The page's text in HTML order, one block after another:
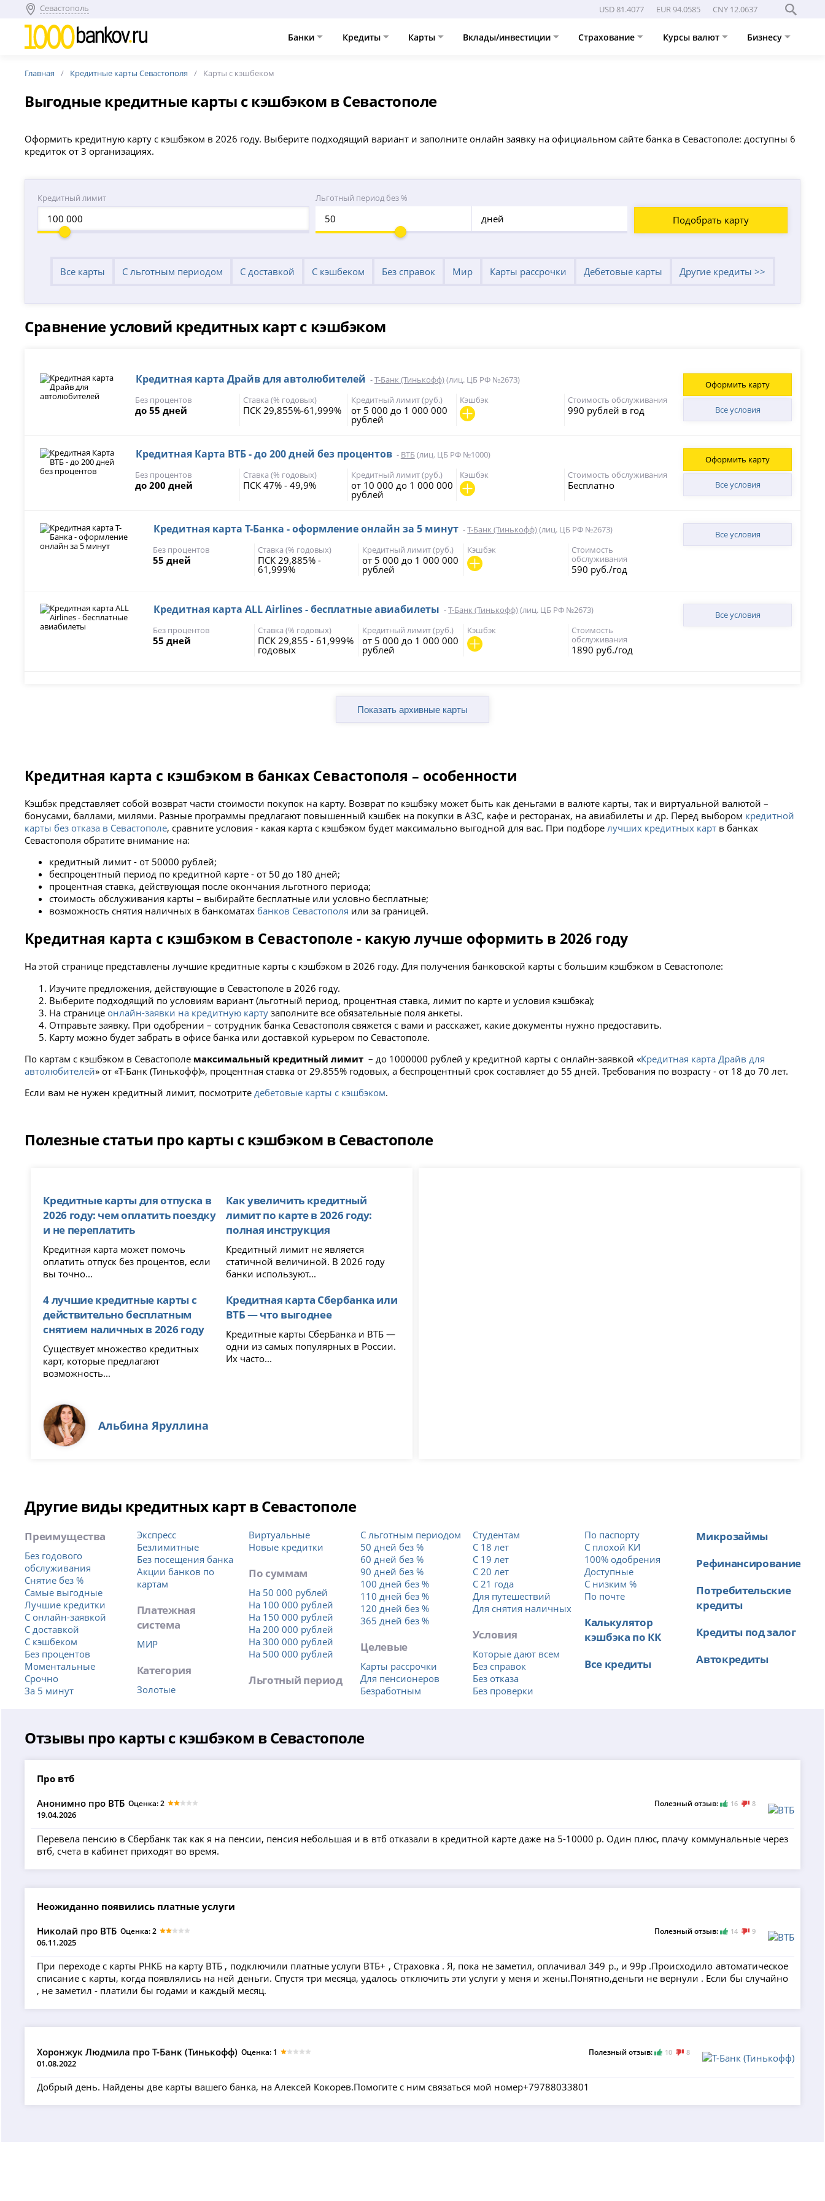
Севастополь USD 81.4077 EUR 94.0585 CNY 12.0637
Банки Кредиты Карты Вклады/инвестиции Страхование Курсы валют Бизнесу
Главная Кредитные карты Севастополя Карты с кэшбеком
Выгодные кредитные карты с кэшбэком в Севастополе
Оформить кредитную карту с кэшбэком в 2026 году. Выберите подходящий вариант и заполните онлайн заявку на официальном сайте банка в Севастополе: доступны 6
кредиток от 3 организациях.
Кредитный лимит Льготный период без %
дней Подобрать карту
Все карты С льготным периодом С доставкой С кэшбеком Без справок Мир Карты рассрочки Дебетовые карты Другие кредиты >>
Сравнение условий кредитных карт с кэшбэком
Кредитная карта Драйв для автолюбителей -Т-Банк (Тинькофф)(лиц. ЦБ РФ №2673)
Без процентов
до 55 дней
Ставка (% годовых)
ПСК 29,855%-61,999%
Кредитный лимит (руб.)
от 5 000 до 1 000 000
рублей
Кэшбэк Стоимость обслуживания
990 рублей в год Все условия
Оформить карту
Кредитная Карта ВТБ - до 200 дней без процентов - ВТБ(лиц. ЦБ РФ №1000)
Без процентов
до 200 дней
Ставка (% годовых)
ПСК 47% - 49,9%
Кредитный лимит (руб.)
от 10 000 до 1 000 000
рублей
Кэшбэк Стоимость обслуживания
Бесплатно Все условия
Оформить карту
Кредитная карта Т-Банка - оформление онлайн за 5 минут -Т-Банк (Тинькофф)(лиц. ЦБ РФ №2673)
Без процентов
55 дней
Ставка (% годовых)
ПСК 29,885% -
61,999%
Кредитный лимит (руб.)
от 5 000 до 1 000 000
рублей
Кэшбэк
Стоимость
обслуживания
590 руб./год
Все условия
Кредитная карта ALL Airlines - бесплатные авиабилеты -Т-Банк (Тинькофф)(лиц. ЦБ РФ №2673)
Без процентов
55 дней
Ставка (% годовых)
ПСК 29,855 - 61,999%
годовых
Кредитный лимит (руб.)
от 5 000 до 1 000 000
рублей
Кэшбэк
Стоимость
обслуживания
1890 руб./год
Все условия
Кредитная карта с кэшбэком в банках Севастополя – особенности
Кэшбэк представляет собой возврат части стоимости покупок на карту. Возврат по кэшбэку может быть как деньгами в валюте карты, так и виртуальной валютой –
бонусами, баллами, милями. Разные программы предлагают повышенный кэшбек на покупки в АЗС, кафе и ресторанах, на авиабилеты и др. Перед выбором кредитной
карты без отказа в Севастополе, сравните условия - какая карта с кэшбэком будет максимально выгодной для вас. При подборе лучших кредитных карт в банках
Севастополя обратите внимание на:
кредитный лимит - от 50000 рублей;
беспроцентный период по кредитной карте - от 50 до 180 дней;
процентная ставка, действующая после окончания льготного периода;
стоимость обслуживания карты – выбирайте бесплатные или условно бесплатные;
возможность снятия наличных в банкоматах банков Севастополя или за границей.
Кредитная карта с кэшбэком в Севастополе - какую лучше оформить в 2026 году
На этой странице представлены лучшие кредитные карты с кэшбэком в 2026 году. Для получения банковской карты с большим кэшбэком в Севастополе:
Изучите предложения, действующие в Севастополе в 2026 году.
Выберите подходящий по условиям вариант (льготный период, процентная ставка, лимит по карте и условия кэшбэка);
На странице онлайн-заявки на кредитную карту заполните все обязательные поля анкеты.
Отправьте заявку. При одобрении – сотрудник банка Севастополя свяжется с вами и расскажет, какие документы нужно предоставить.
Карту можно будет забрать в офисе банка или доставкой курьером по Севастополе.
По картам с кэшбэком в Севастополе максимальный кредитный лимит – до 1000000 рублей у кредитной карты с онлайн-заявкой «Кредитная карта Драйв для
автолюбителей» от «Т-Банк (Тинькофф)», процентная ставка от 29.855% годовых, а беспроцентный срок составляет до 55 дней. Требования по возрасту - от 18 до 70 лет.
Если вам не нужен кредитный лимит, посмотритедебетовые карты с кэшбэком.
Полезные статьи про карты с кэшбэком в Севастополе
Кредитные карты для отпуска в
2026 году: чем оплатить поездку
и не переплатить
Кредитная карта может помочь
оплатить отпуск без процентов, если
вы точно...
4 лучшие кредитные карты с
действительно бесплатным
снятием наличных в 2026 году
Существует множество кредитных
карт, которые предлагают
возможность...
Как увеличить кредитный
лимит по карте в 2026 году:
полная инструкция
Кредитный лимит не является
статичной величиной. В 2026 году
банки используют...
Кредитная карта Сбербанка или
ВТБ — что выгоднее
Кредитные карты СберБанка и ВТБ —
одни из самых популярных в России.
Их часто...
Альбина Яруллина
Другие виды кредитных карт в Севастополе
Преимущества
Без годового
обслуживания
Снятие без %
Самые выгодные
Лучшие кредитки
С онлайн-заявкой
С доставкой
С кэшбеком
Без процентов
Моментальные
Срочно
За 5 минут
Экспресс
Безлимитные
Без посещения банка
Акции банков по
картам
Платежная
система
МИР
Категория
Золотые
Виртуальные
Новые кредитки
По суммам
На 50 000 рублей
На 100 000 рублей
На 150 000 рублей
На 200 000 рублей
На 300 000 рублей
На 500 000 рублей
Льготный период
С льготным периодом
50 дней без %
60 дней без %
90 дней без %
100 дней без %
110 дней без %
120 дней без %
365 дней без %
Целевые
Карты рассрочки
Для пенсионеров
Безработным
Студентам
С 18 лет
С 19 лет
С 20 лет
С 21 года
Для путешествий
Для снятия наличных
Условия
Которые дают всем
Без справок
Без отказа
Без проверки
По паспорту
С плохой КИ
100% одобрения
Доступные
С низким %
По почте
Калькулятор
кэшбэка по КК
Все кредиты
Микрозаймы
Рефинансирование
Потребительские
кредиты
Кредиты под залог
Автокредиты
Отзывы про карты с кэшбэком в Севастополе
Про втб
Анонимно про ВТБ
19.04.2026
Оценка: 2 Полезный отзыв: 16 8
Перевела пенсию в Сбербанк так как я на пенсии, пенсия небольшая и в втб отказали в кредитной карте даже на 5-10000 р. Один плюс, плачу коммунальные через
втб, счета в кабинет приходят во время.
Неожиданно появились платные услуги
Николай про ВТБ
06.11.2025
Оценка: 2 Полезный отзыв: 14 9
При переходе с карты РНКБ на карту ВТБ , подключили платные услуги ВТБ+ , Страховка . Я, пока не заметил, оплачивал 349 р., и 99р .Происходило автоматическое
списание с карты, когда появлялись на ней деньги. Спустя три месяца, удалось отключить эти услуги у меня и жены.Понятно,деньги не вернули . Если бы случайно
, не заметил - платили бы годами и каждый месяц.
Хоронжук Людмила про Т-Банк (Тинькофф)
01.08.2022
Оценка: 1 Полезный отзыв: 10 8
Добрый день. Найдены две карты вашего банка, на Алексей Кокорев.Помогите с ним связаться мой номер+79788033801